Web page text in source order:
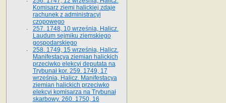
Komisarz ziemi halickiej zdaje
rachunek z administracyi
czopowego
257. 1748, 10 września, Halicz.
Laudum sejmiku ziemskiego
gospodarskiego
258. 1749, 15 września, Halicz.
Manifestacya ziemian halickich
przeciwko elekcyi deputata na
Trybunał kor. 259. 1749, 17
września, Halicz. Manifestacya
ziemian halickich przeciwko
elekcyi komisarza na Trybunał
skarbowy. 260. 1750, 16